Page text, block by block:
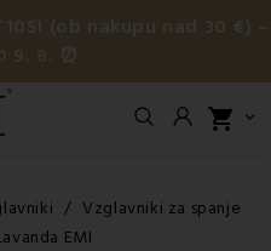
(ob nakupu nad 30 €) –
9. 8. ⏰
shopping_cart 
Vzglavniki za spanje
EMI